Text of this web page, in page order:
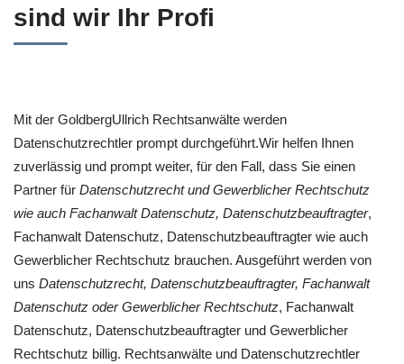
sind wir Ihr Profi
Mit der GoldbergUllrich Rechtsanwälte werden
Datenschutzrechtler prompt durchgeführt.Wir helfen Ihnen
zuverlässig und prompt weiter, für den Fall, dass Sie einen
Partner für Datenschutzrecht und Gewerblicher Rechtschutz
wie auch Fachanwalt Datenschutz, Datenschutzbeauftragter,
Fachanwalt Datenschutz, Datenschutzbeauftragter wie auch
Gewerblicher Rechtschutz brauchen. Ausgeführt werden von
uns Datenschutzrecht, Datenschutzbeauftragter, Fachanwalt
Datenschutz oder Gewerblicher Rechtschutz, Fachanwalt
Datenschutz, Datenschutzbeauftragter und Gewerblicher
Rechtschutz billig. Rechtsanwälte und Datenschutzrechtler